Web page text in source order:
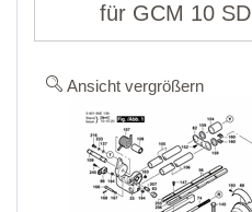
für GCM 10
Ansicht vergrößern